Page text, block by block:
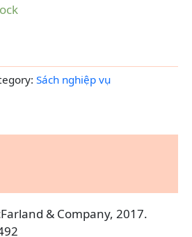
Sách nghiệp vụ
& Company, 2017.